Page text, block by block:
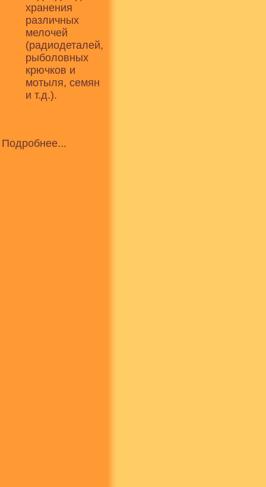
хранения
различных
мелочей
(радиодеталей,
рыболовных
крючков и
мотыля, семян
и т.д.).
Подробнее...